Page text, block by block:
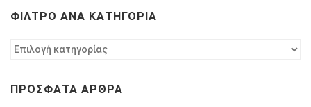
ΦΊΛΤΡΟ ΑΝΆ ΚΑΤΗΓΟΡΊΑ
Φίλτρο
ΠΡΌΣΦΑΤΑ ΆΡΘΡΑ